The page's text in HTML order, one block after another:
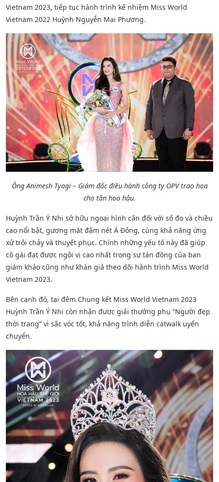
Vietnam 2023, tiếp tục hành trình kế nhiệm Miss World
Vietnam 2022 Huỳnh Nguyễn Mai Phương.
Ông Animesh Tyagi – Giám đốc điều hành công ty OPV trao hoa
cho tân hoa hậu.
Huỳnh Trần Ý Nhi sở hữu ngoại hình cân đối với số đo và chiều
cao nổi bật, gương mặt đậm nét Á Đông, cùng khả năng ứng
xử trôi chảy và thuyết phục. Chính những yếu tố này đã giúp
cô gái đạt được ngôi vị cao nhất trong sự tán đồng của ban
giám khảo cũng như khán giả theo dõi hành trình Miss World
Vietnam 2023.
Bên cạnh đó, tại đêm Chung kết Miss World Vietnam 2023
Huỳnh Trần Ý Nhi còn nhận được giải thưởng phụ “Người đẹp
thời trang” vì sắc vóc tốt, khả năng trình diễn catwalk uyển
chuyển.